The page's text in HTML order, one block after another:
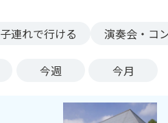
子連れで行ける 演奏会・コ
今週 今月